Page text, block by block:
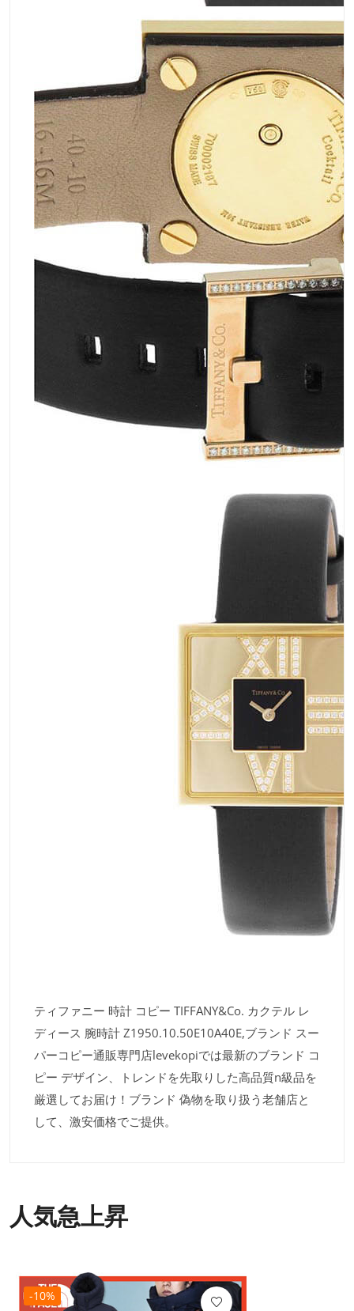
ティファニー 時計 コピー TIFFANY&Co. カクテル レ
ディース 腕時計 Z1950.10.50E10A40E,ブランド スー
パーコピー通販専門店levekopiでは最新のブランド コ
ピー デザイン、トレンドを先取りした高品質n級品を
厳選してお届け！ブランド 偽物を取り扱う老舗店と
して、激安価格でご提供。
人気急上昇
-10%